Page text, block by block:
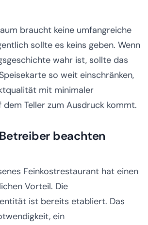
braucht keine umfangreiche
sollte es keins geben. Wenn
wahr ist, sollte das
so weit einschränken,
mit minimaler
dem Teller zum Ausdruck kommt.
beachten
Feinkostrestaurant hat einen
Vorteil. Die
ist bereits etabliert. Das
ein